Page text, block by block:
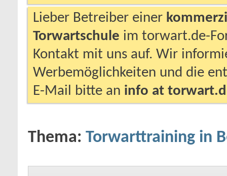
Lieber Betreiber einer
Torwartschule im torwart.de-
Kontakt mit uns auf. Wir
Werbemöglichkeiten und die
E-Mail bitte an info at
Thema: Torwarttraining in